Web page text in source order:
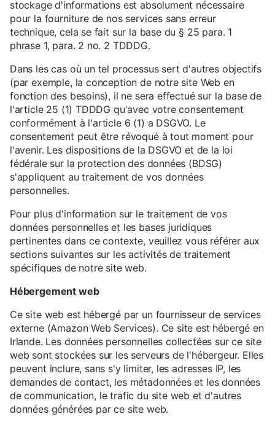
stockage d'informations est absolument nécessaire
pour la fourniture de nos services sans erreur
technique, cela se fait sur la base du § 25 para. 1
phrase 1, para. 2 no. 2 TDDDG.
Dans les cas où un tel processus sert d'autres objectifs
(par exemple, la conception de notre site Web en
fonction des besoins), il ne sera effectué sur la base de
l'article 25 (1) TDDDG qu'avec votre consentement
conformément à l'article 6 (1) a DSGVO. Le
consentement peut être révoqué à tout moment pour
l'avenir. Les dispositions de la DSGVO et de la loi
fédérale sur la protection des données (BDSG)
s'appliquent au traitement de vos données
personnelles.
Pour plus d'information sur le traitement de vos
données personnelles et les bases juridiques
pertinentes dans ce contexte, veuillez vous référer aux
sections suivantes sur les activités de traitement
spécifiques de notre site web.
Hébergement web
Ce site web est hébergé par un fournisseur de services
externe (Amazon Web Services). Ce site est hébergé en
Irlande. Les données personnelles collectées sur ce site
web sont stockées sur les serveurs de l'hébergeur. Elles
peuvent inclure, sans s'y limiter, les adresses IP, les
demandes de contact, les métadonnées et les données
de communication, le trafic du site web et d'autres
données générées par ce site web.